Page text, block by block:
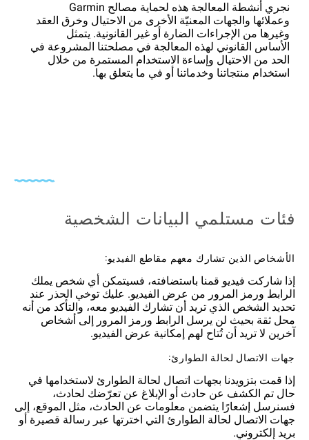
نجري أنشطة المعالجة هذه لحماية مصالح Garmin
وعملائها والجهات المعنيّة الأخرى من الاحتيال وخرق العقد
وغيرها من الإجراءات الضارة أو غير القانونية. يتمثل
الأساس القانوني لهذه المعالجة في مصلحتنا المشروعة في
الحد من الاحتيال وإساءة الاستخدام المستمرة من خلال
استخدام منتجاتنا وخدماتنا أو في ما يتعلق بها.
فئات مستلمي البيانات الشخصية
الأشخاص الذين تشارك معهم مقاطع الفيديو:
إذا شاركت فيديو قمنا باستضافته، فسيتمكن أي شخص يملك
الرابط ورمز المرور من عرض الفيديو. عليك توخي الحذر عند
تحديد الشخص الذي تريد أن تشارك الفيديو معه، والتأكد من أنه
محل ثقة بحيث لن يرسل الرابط ورمز المرور إلى أشخاص
آخرين لا تريد أن تُتاح لهم إمكانية عرض الفيديو.
جهات الاتصال لحالة الطوارئ:
إذا قمت بتزويدنا بجهات اتصال لحالة الطوارئ لاستخدامها في
حال تم الكشف عن حادث أو الإبلاغ عن تعرّضك لحادث،
فسنرسل إشعارًا يتضمن معلومات عن الحادث، مثل الموقع، إلى
جهات الاتصال لحالة الطوارئ التي اخترتها عبر رسالة قصيرة أو
بريد إلكتروني.